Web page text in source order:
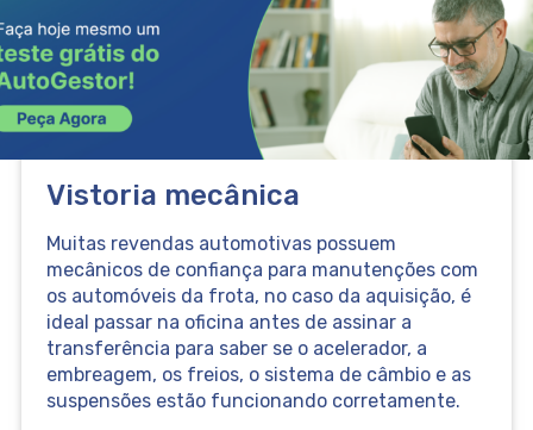
Vistoria mecânica
Muitas revendas automotivas possuem
mecânicos de confiança para manutenções com
os automóveis da frota, no caso da aquisição, é
ideal passar na oficina antes de assinar a
transferência para saber se o acelerador, a
embreagem, os freios, o sistema de câmbio e as
suspensões estão funcionando corretamente.